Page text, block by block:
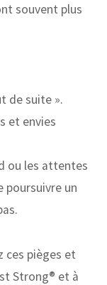
souvent plus
de suite ».
et envies
ou les attentes
poursuivre un
ces pièges et
Strong® et à